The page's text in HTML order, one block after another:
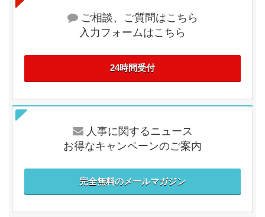
ご相談、ご質問はこちら
入力フォームはこちら
24時間受付
人事に関するニュース
お得なキャンペーンのご案内
完全無料のメールマガジン